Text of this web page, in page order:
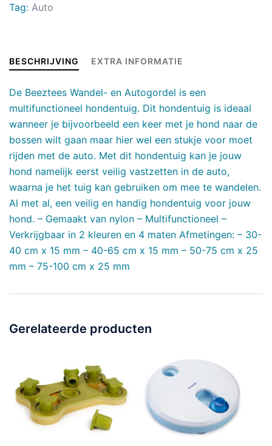
Tag: Auto
BESCHRIJVING EXTRA INFORMATIE
De Beeztees Wandel- en Autogordel is een
multifunctioneel hondentuig. Dit hondentuig is ideaal
wanneer je bijvoorbeeld een keer met je hond naar de
bossen wilt gaan maar hier wel een stukje voor moet
rijden met de auto. Met dit hondentuig kan je jouw
hond namelijk eerst veilig vastzetten in de auto,
waarna je het tuig kan gebruiken om mee te wandelen.
Al met al, een veilig en handig hondentuig voor jouw
hond. – Gemaakt van nylon – Multifunctioneel –
Verkrijgbaar in 2 kleuren en 4 maten Afmetingen: – 30-
40 cm x 15 mm – 40-65 cm x 15 mm – 50-75 cm x 25
mm – 75-100 cm x 25 mm
Gerelateerde producten